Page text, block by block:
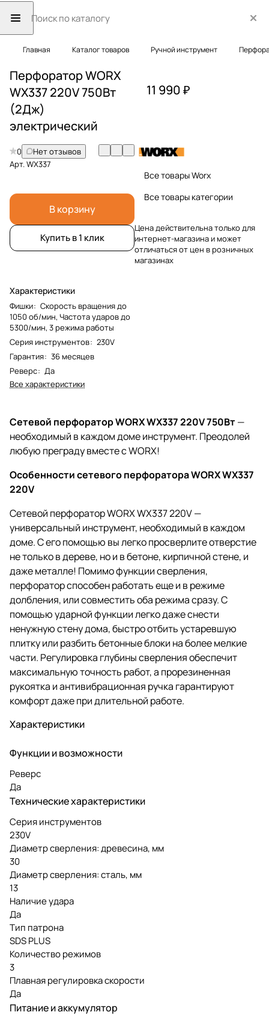
Главная Каталог товаров Ручной инструмент
Перфоратор WORX
WX337 220V 750Вт
(2Дж)
электрический
0
Нет отзывов
Арт.WX337
В корзину
Купить в 1 клик
Характеристики
Фишки: Скорость вращения до
1050 об/мин, Частота ударов до
5300/мин, 3 режима работы
Серия инструментов: 230V
Гарантия: 36 месяцев
Реверс: Да
Все характеристики
11 990 ₽
Все товары Worx
Все товары категории
Цена действительна только для
интернет-магазина и может
отличаться от цен в розничных
магазинах
Сетевой перфоратор WORX WX337 220V 750Вт—
необходимый в каждом доме инструмент. Преодолей
любую преграду вместе c WORX!
Особенности сетевого перфоратора WORX WX337
220V
Сетевой перфоратор WORX WX337 220V —
универсальный инструмент, необходимый в каждом
доме. С его помощью вы легко просверлите отверстие
не только в дереве, но и в бетоне, кирпичной стене, и
даже металле! Помимо функции сверления,
перфоратор способен работать еще и в режиме
долбления, или совместить оба режима сразу. С
помощью ударной функции легко даже снести
ненужную стену дома, быстро отбить устаревшую
плитку или разбить бетонные блоки на более мелкие
части. Регулировка глубины сверления обеспечит
максимальную точность работ, а прорезиненная
рукоятка и антивибрационная ручка гарантируют
комфорт даже при длительной работе.
Характеристики
Функции и возможности
Реверс
Да
Технические характеристики
Серия инструментов
230V
Диаметр сверления: древесина, мм
30
Диаметр сверления: сталь, мм
13
Наличие удара
Да
Тип патрона
SDS PLUS
Количество режимов
3
Плавная регулировка скорости
Да
Питание и аккумулятор